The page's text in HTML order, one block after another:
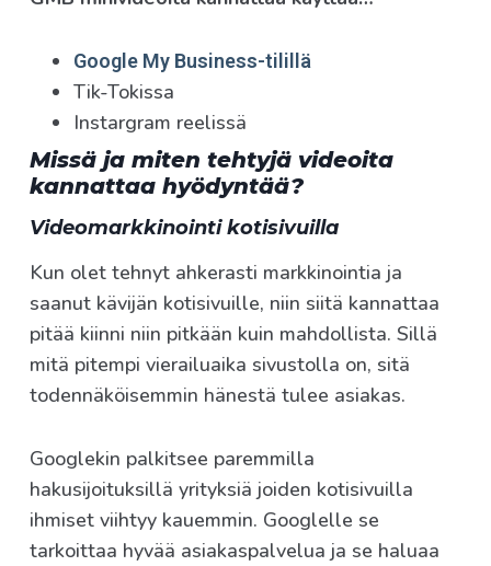
Google My Business-tilillä
Tik-Tokissa
Instargram reelissä
Missä ja miten tehtyjä videoita
kannattaa hyödyntää?
Videomarkkinointi kotisivuilla
Kun olet tehnyt ahkerasti markkinointia ja
saanut kävijän kotisivuille, niin siitä kannattaa
pitää kiinni niin pitkään kuin mahdollista. Sillä
mitä pitempi vierailuaika sivustolla on, sitä
todennäköisemmin hänestä tulee asiakas.
Googlekin palkitsee paremmilla
hakusijoituksillä yrityksiä joiden kotisivuilla
ihmiset viihtyy kauemmin. Googlelle se
tarkoittaa hyvää asiakaspalvelua ja se haluaa